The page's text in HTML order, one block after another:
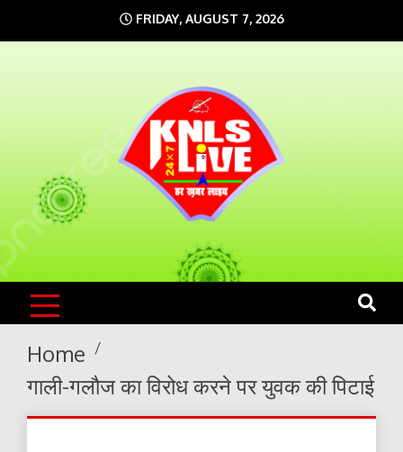
to
FRIDAY, AUGUST 7, 2026
KNLS LIVE
India`s No.1 News Portal
Home
गाली-गलौज का विरोध करने पर युवक की पिटाई